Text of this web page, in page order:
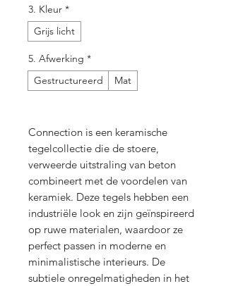
3. Kleur *
Grijs licht
5. Afwerking *
Gestructureerd
Mat
Connection is een keramische
tegelcollectie die de stoere,
verweerde uitstraling van beton
combineert met de voordelen van
keramiek. Deze tegels hebben een
industriële look en zijn geïnspireerd
op ruwe materialen, waardoor ze
perfect passen in moderne en
minimalistische interieurs. De
subtiele onregelmatigheden in het